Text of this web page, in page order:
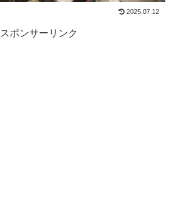
2025.07.12
スポンサーリンク